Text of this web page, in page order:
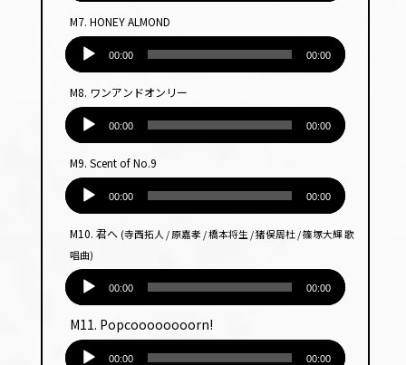
レー
ヤー
M7. HONEY ALMOND
レー
ヤー
00:00 00:00
M8. ワンアンドオンリー
レー
ヤー
00:00 00:00
M9. Scent of No.9
レー
ヤー
00:00 00:00
M10. 君へ (寺西拓人 / 原嘉孝 / 橋本将生 / 猪俣周杜 / 篠塚大輝 歌
唱曲)
レー
ヤー
00:00 00:00
M11. Popcoooooooorn!
00:00 00:00